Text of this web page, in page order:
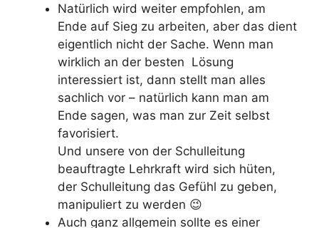
Natürlich wird weiter empfohlen, am
Ende auf Sieg zu arbeiten, aber das dient
eigentlich nicht der Sache. Wenn man
wirklich an der besten Lösung
interessiert ist, dann stellt man alles
sachlich vor – natürlich kann man am
Ende sagen, was man zur Zeit selbst
favorisiert.
Und unsere von der Schulleitung
beauftragte Lehrkraft wird sich hüten,
der Schulleitung das Gefühl zu geben,
manipuliert zu werden 😉
Auch ganz allgemein sollte es einer